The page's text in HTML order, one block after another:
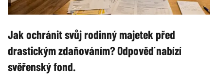
Jak ochránit svůj rodinný majetek před
drastickým zdaňováním? Odpověď nabízí
svěřenský fond.